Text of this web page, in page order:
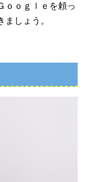
ｏｏｇｌｅを頼っ
しょう。